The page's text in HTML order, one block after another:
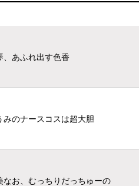
、あふれ出す色香
みのナースコスは超大胆
なお、むっちりだっちゅーの